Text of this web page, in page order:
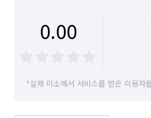
0.00
*실제 미소에서 서비스를 받은 이용자